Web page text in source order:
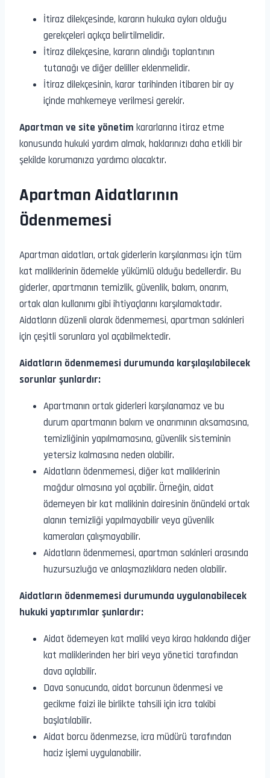
İtiraz dilekçesinde, kararın hukuka aykırı olduğu
gerekçeleri açıkça belirtilmelidir.
İtiraz dilekçesine, kararın alındığı toplantının
tutanağı ve diğer deliller eklenmelidir.
İtiraz dilekçesinin, karar tarihinden itibaren bir ay
içinde mahkemeye verilmesi gerekir.
Apartman ve site yönetim kararlarına itiraz etme
konusunda hukuki yardım almak, haklarınızı daha etkili bir
şekilde korumanıza yardımcı olacaktır.
Apartman Aidatlarının
Ödenmemesi
Apartman aidatları, ortak giderlerin karşılanması için tüm
kat maliklerinin ödemekle yükümlü olduğu bedellerdir. Bu
giderler, apartmanın temizlik, güvenlik, bakım, onarım,
ortak alan kullanımı gibi ihtiyaçlarını karşılamaktadır.
Aidatların düzenli olarak ödenmemesi, apartman sakinleri
için çeşitli sorunlara yol açabilmektedir.
Aidatların ödenmemesi durumunda karşılaşılabilecek
sorunlar şunlardır:
Apartmanın ortak giderleri karşılanamaz ve bu
durum apartmanın bakım ve onarımının aksamasına,
temizliğinin yapılmamasına, güvenlik sisteminin
yetersiz kalmasına neden olabilir.
Aidatların ödenmemesi, diğer kat maliklerinin
mağdur olmasına yol açabilir. Örneğin, aidat
ödemeyen bir kat malikinin dairesinin önündeki ortak
alanın temizliği yapılmayabilir veya güvenlik
kameraları çalışmayabilir.
Aidatların ödenmemesi, apartman sakinleri arasında
huzursuzluğa ve anlaşmazlıklara neden olabilir.
Aidatların ödenmemesi durumunda uygulanabilecek
hukuki yaptırımlar şunlardır:
Aidat ödemeyen kat maliki veya kiracı hakkında diğer
kat maliklerinden her biri veya yönetici tarafından
dava açılabilir.
Dava sonucunda, aidat borcunun ödenmesi ve
gecikme faizi ile birlikte tahsili için icra takibi
başlatılabilir.
Aidat borcu ödenmezse, icra müdürü tarafından
haciz işlemi uygulanabilir.